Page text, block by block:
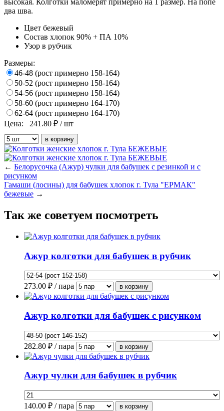
высокая. Колготки маломерят примерно на 1 размер. На попе
два шва.
Цвет бежевый
Состав хлопок 90% + ПА 10%
Узор в рубчик
Размеры:
46-48 (рост примерно 158-164)
50-52 (рост примерно 158-164)
54-56 (рост примерно 158-164)
58-60 (рост примерно 164-170)
62-64 (рост примерно 164-170)
Цена:
241.80 ₽ / шт
← Белорусочка (Ажур) чулки для бабушек с резинкой и с
рисунком
Гамаши (лосины) для бабушек хлопок г. Тула "ЕРМАК"
бежевые →
Так же советуем посмотреть
Ажур колготки для бабушек в рубчик
273.00 ₽ / пара
Ажур колготки для бабушек с рисунком
282.80 ₽ / пара
Ажур чулки для бабушек в рубчик
140.00 ₽ / пара